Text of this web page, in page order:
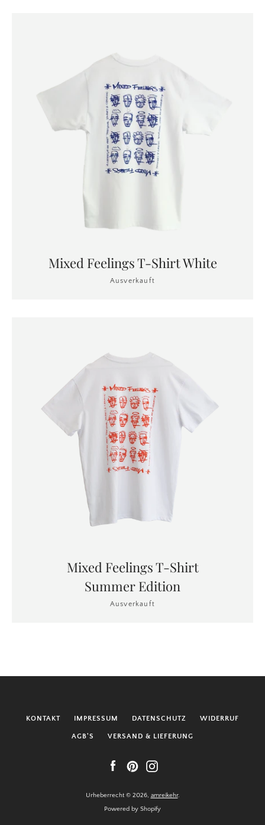
Mixed Feelings T-Shirt White
Ausverkauft
Mixed Feelings T-Shirt
Summer Edition
Ausverkauft
KONTAKT IMPRESSUM DATENSCHUTZ WIDERRUF
AGB'S VERSAND & LIEFERUNG
FacebookPinterest
Urheberrecht © 2026, amreikehr.
Powered by Shopify